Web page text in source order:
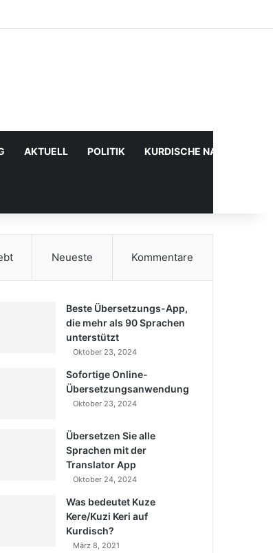
AKTUELL POLITIK KURDISCHE
Neueste Kommentare
Beste Übersetzungs-App,
die mehr als 90 Sprachen
unterstützt
Oktober 23, 2024
Sofortige Online-
Übersetzungsanwendung
Oktober 23, 2024
Übersetzen Sie alle
Sprachen mit der
Translator App
Oktober 24, 2024
Was bedeutet Kuze
Kere/Kuzi Keri auf
Kurdisch?
März 8, 2021